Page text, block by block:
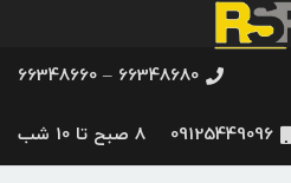
66348680 – 66348660
09125449096 8 صبح تا 10 شب